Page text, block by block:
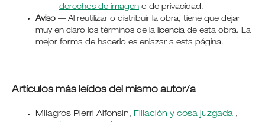
derechos de imageno de privacidad.
Aviso— Al reutilizar o distribuir la obra, tiene que dejar
muy en claro los términos de la licencia de esta obra. La
mejor forma de hacerlo es enlazar a esta página.
Artículos más leídos del mismo autor/a
Milagros Pierri Alfonsín, Filiación y cosa juzgada ,